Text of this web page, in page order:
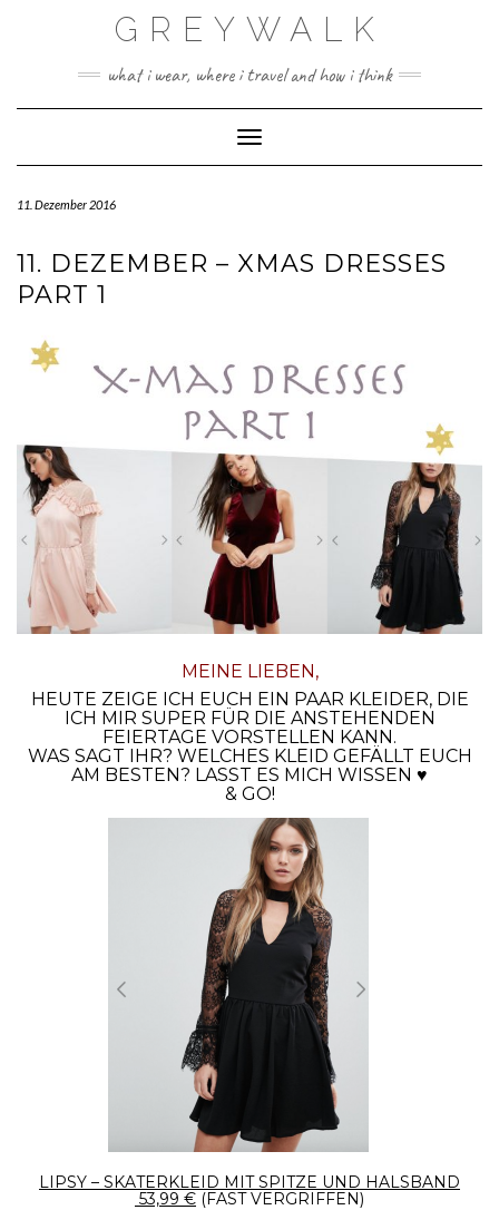
GREYWALK
what i wear, where i travel and how i think
Toggle Navigation
11. Dezember 2016
11. DEZEMBER – XMAS DRESSES
PART 1
MEINE LIEBEN,
HEUTE ZEIGE ICH EUCH EIN PAAR KLEIDER, DIE
ICH MIR SUPER FÜR DIE ANSTEHENDEN
FEIERTAGE VORSTELLEN KANN.
WAS SAGT IHR? WELCHES KLEID GEFÄLLT EUCH
AM BESTEN? LASST ES MICH WISSEN ♥
& GO!
LIPSY – SKATERKLEID MIT SPITZE UND HALSBAND
53,99 € (FAST VERGRIFFEN)